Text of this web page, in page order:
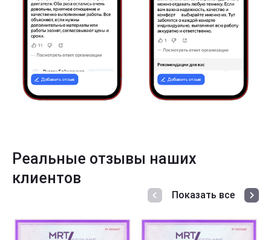
Реальные отзывы наших
клиентов
Показать все